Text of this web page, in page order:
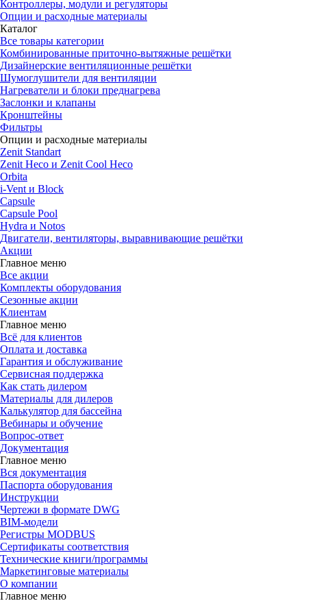
Контроллеры, модули и регуляторы
Опции и расходные материалы
Каталог
Все товары категории
Комбинированные приточно-вытяжные решётки
Дизайнерские вентиляционные решётки
Шумоглушители для вентиляции
Нагреватели и блоки преднагрева
Заслонки и клапаны
Кронштейны
Фильтры
Опции и расходные материалы
Zenit Standart
Zenit Heco и Zenit Cool Heco
Orbita
i-Vent и Block
Capsule
Capsule Pool
Hydra и Notos
Двигатели, вентиляторы, выравнивающие решётки
Акции
Главное меню
Все акции
Комплекты оборудования
Сезонные акции
Клиентам
Главное меню
Всё для клиентов
Оплата и доставка
Гарантия и обслуживание
Сервисная поддержка
Как стать дилером
Материалы для дилеров
Калькулятор для бассейна
Вебинары и обучение
Вопрос-ответ
Документация
Главное меню
Вся документация
Паспорта оборудования
Инструкции
Чертежи в формате DWG
BIM-модели
Регистры MODBUS
Сертификаты соответствия
Технические книги/программы
Маркетинговые материалы
О компании
Главное меню